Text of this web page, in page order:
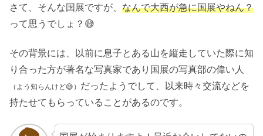
さて、そんな国展ですが、 なんで大西が急に国展やねん？
って思うでしょ？😅
その背景には、以前に息子とある山を縦走していた際に知
り合った方が著名な写真家であり国展の写真部の偉い人
（よう知らんけど😅） だったようでして、以来時々交流などを
持たせてもらっていることがあるのです。